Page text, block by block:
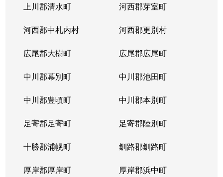
上川郡清水町 河西郡芽室町
河西郡中札内村 河西郡更別村
広尾郡大樹町 広尾郡広尾町
中川郡幕別町 中川郡池田町
中川郡豊頃町 中川郡本別町
足寄郡足寄町 足寄郡陸別町
十勝郡浦幌町 釧路郡釧路町
厚岸郡厚岸町 厚岸郡浜中町